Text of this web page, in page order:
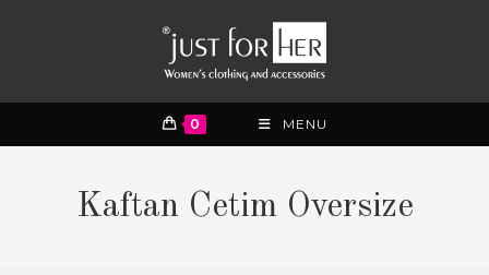
0 MENU
Kaftan Cetim Oversize